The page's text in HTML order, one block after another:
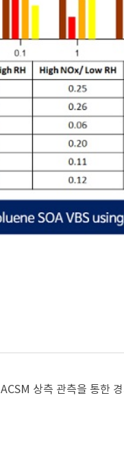
ACSM 상측 관측을 통한